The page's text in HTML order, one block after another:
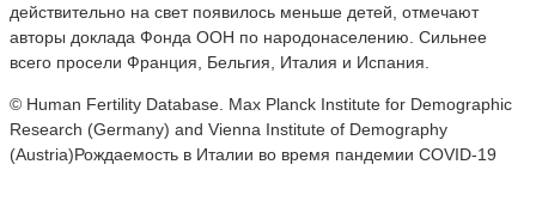
действительно на свет появилось меньше детей, отмечают
авторы доклада Фонда ООН по народонаселению. Сильнее
всего просели Франция, Бельгия, Италия и Испания.
© Human Fertility Database. Max Planck Institute for Demographic
Research (Germany) and Vienna Institute of Demography
(Austria)Рождаемость в Италии во время пандемии COVID-19